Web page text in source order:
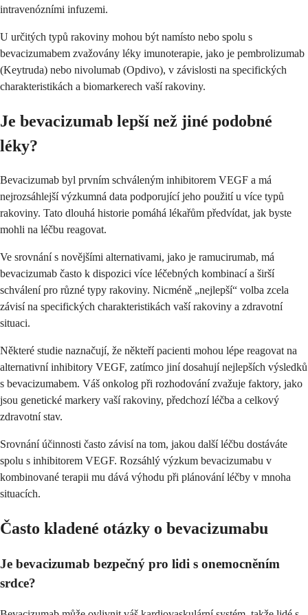
intravenózními infuzemi.
U určitých typů rakoviny mohou být namísto nebo spolu s
bevacizumabem zvažovány léky imunoterapie, jako je pembrolizumab
(Keytruda) nebo nivolumab (Opdivo), v závislosti na specifických
charakteristikách a biomarkerech vaší rakoviny.
Je bevacizumab lepší než jiné podobné
léky?
Bevacizumab byl prvním schváleným inhibitorem VEGF a má
nejrozsáhlejší výzkumná data podporující jeho použití u více typů
rakoviny. Tato dlouhá historie pomáhá lékařům předvídat, jak byste
mohli na léčbu reagovat.
Ve srovnání s novějšími alternativami, jako je ramucirumab, má
bevacizumab často k dispozici více léčebných kombinací a širší
schválení pro různé typy rakoviny. Nicméně „nejlepší“ volba zcela
závisí na specifických charakteristikách vaší rakoviny a zdravotní
situaci.
Některé studie naznačují, že někteří pacienti mohou lépe reagovat na
alternativní inhibitory VEGF, zatímco jiní dosahují nejlepších výsledků
s bevacizumabem. Váš onkolog při rozhodování zvažuje faktory, jako
jsou genetické markery vaší rakoviny, předchozí léčba a celkový
zdravotní stav.
Srovnání účinnosti často závisí na tom, jakou další léčbu dostáváte
spolu s inhibitorem VEGF. Rozsáhlý výzkum bevacizumabu v
kombinované terapii mu dává výhodu při plánování léčby v mnoha
situacích.
Často kladené otázky o bevacizumabu
Je bevacizumab bezpečný pro lidi s onemocněním
srdce?